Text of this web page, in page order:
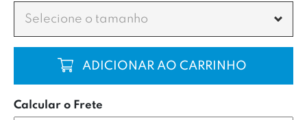
Selecione o tamanho
COMPRAR
Calcular o Frete